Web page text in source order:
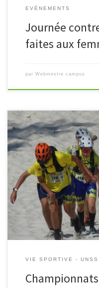
EVÉNEMENTS
Journée
faites aux
par Webmestre campus
Le campus de
de Créteil pour trois
d’orientation et Raid. VTT
Montagnac, dans l’Hérault.
VIE SPORTIVE - UNSS